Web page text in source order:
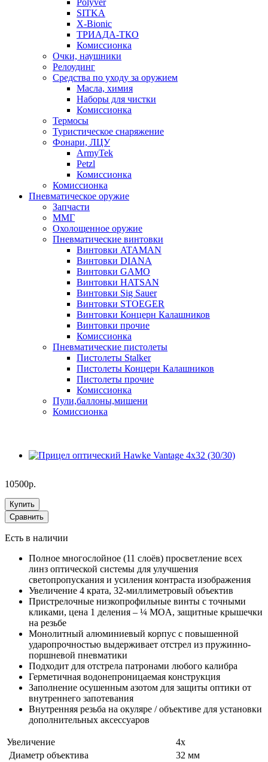
SITKA
X-Bionic
ТРИАДА-ТКО
Комиссионка
Очки, наушники
Релоудинг
Средства по уходу за оружием
Масла, химия
Наборы для чистки
Комиссионка
Термосы
Туристическое снаряжение
Фонари, ЛЦУ
ArmyTek
Petzl
Комиссионка
Комиссионка
Пневматическое оружие
Запчасти
ММГ
Охолощенное оружие
Пневматические винтовки
Винтовки ATAMAN
Винтовки DIANA
Винтовки GAMO
Винтовки HATSAN
Винтовки Sig Sauer
Винтовки STOEGER
Винтовки Концерн Калашников
Винтовки прочие
Комиссионка
Пневматические пистолеты
Пистолеты Stalker
Пистолеты Концерн Калашников
Пистолеты прочие
Комиссионка
Пули,баллоны,мишени
Комиссионка
10500р.
Купить
Сравнить
Есть в наличии
Полное многослойное (11 слоёв) просветление всех
линз оптической системы для улучшения
светопропускания и усиления контраста изображения
Увеличение 4 крата, 32-миллиметровый объектив
Пристрелочные низкопрофильные винты с точными
кликами, цена 1 деления – ¼ MOA, защитные крышечки
на резьбе
Монолитный алюминиевый корпус с повышенной
ударопрочностью выдерживает отстрел из пружинно-
поршневой пневматики
Подходит для отстрела патронами любого калибра
Герметичная водонепроницаемая конструкция
Заполнение осушенным азотом для защиты оптики от
внутреннего запотевания
Внутренняя резьба на окуляре / объективе для установки
дополнительных аксессуаров
Увеличение
4х
Диаметр объектива
32 мм